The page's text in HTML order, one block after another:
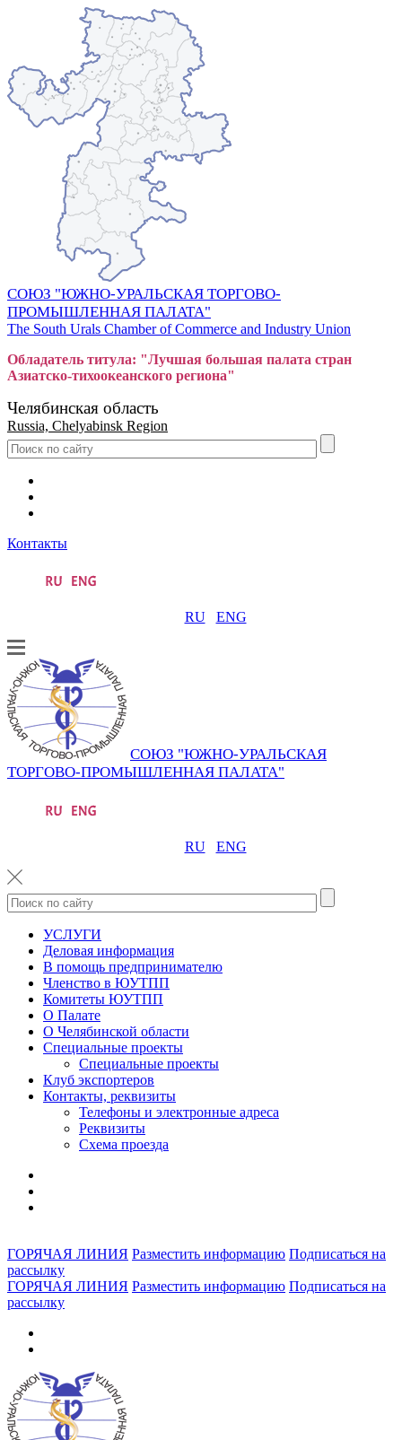
СОЮЗ "ЮЖНО-УРАЛЬСКАЯ ТОРГОВО-
ПРОМЫШЛЕННАЯ ПАЛАТА"
The South Urals Chamber of Commerce and Industry Union
Обладатель титула: "Лучшая большая палата стран
Азиатско-тихоокеанского региона"
Челябинская область
Russia, Chelyabinsk Region
Контакты
RU ENG
СОЮЗ "ЮЖНО-УРАЛЬСКАЯ
ТОРГОВО-ПРОМЫШЛЕННАЯ ПАЛАТА"
RU ENG
УСЛУГИ
Деловая информация
В помощь предпринимателю
Членство в ЮУТПП
Комитеты ЮУТПП
О Палате
О Челябинской области
Специальные проекты
Специальные проекты
Клуб экспортеров
Контакты, реквизиты
Телефоны и электронные адреса
Реквизиты
Схема проезда
ГОРЯЧАЯ ЛИНИЯ Разместить информацию Подписаться на
рассылку
ГОРЯЧАЯ ЛИНИЯ Разместить информацию Подписаться на
рассылку